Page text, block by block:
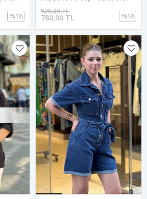
%16 780,00 TL
925,00 TL
%16